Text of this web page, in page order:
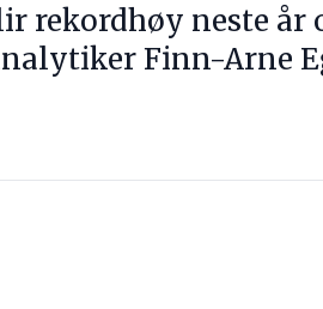
rekordhøy neste år
Finn-Arne